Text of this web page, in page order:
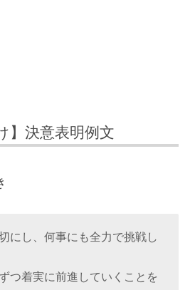
】決意表明例文
にし、何事にも全力で挑戦し
つ着実に前進していくことを